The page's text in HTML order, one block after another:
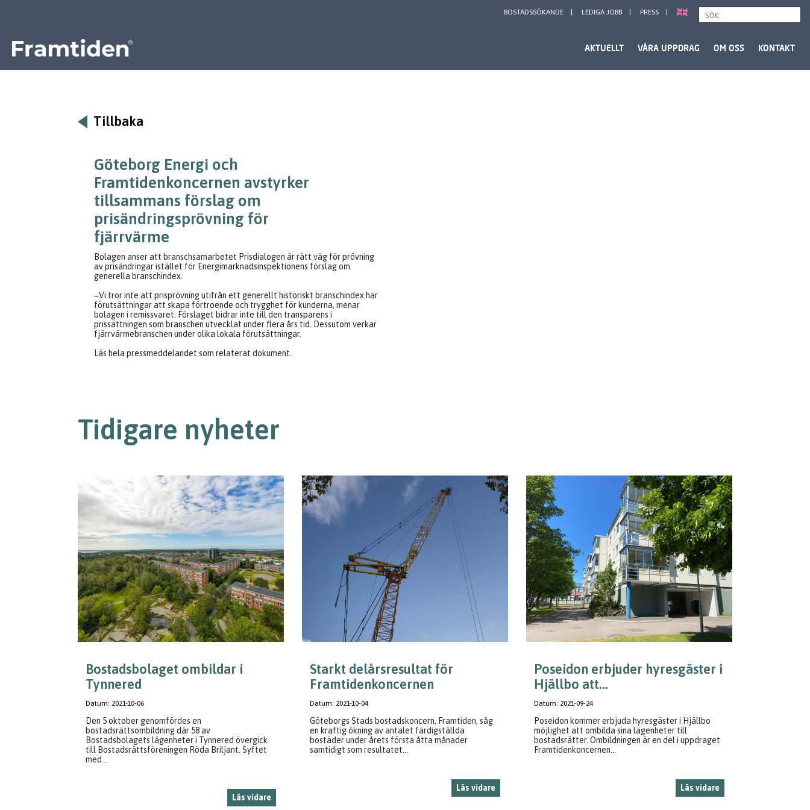
BOSTADSSÖKANDE LEDIGA JOBB PRESS
AKTUELLT VÅRA UPPDRAG OM OSS KONTAKT
Tillbaka
Göteborg Energi och
Framtidenkoncernen avstyrker
tillsammans förslag om
prisändringsprövning för
fjärrvärme
Bolagen anser att branschsamarbetet Prisdialogen är rätt väg för prövning
av prisändringar istället för Energimarknadsinspektionens förslag om
generella branschindex.
−Vi tror inte att prisprövning utifrån ett generellt historiskt branschindex har
förutsättningar att skapa förtroende och trygghet för kunderna, menar
bolagen i remissvaret. Förslaget bidrar inte till den transparens i
prissättningen som branschen utvecklat under flera års tid. Dessutom verkar
fjärrvärmebranschen under olika lokala förutsättningar.
Läs hela pressmeddelandet som relaterat dokument.
Tidigare nyheter
Bostadsbolaget ombildar i
Tynnered
Datum: 2021-10-06
Den 5 oktober genomfördes en
bostadsrättsombildning där 58 av
Bostadsbolagets lägenheter i Tynnered övergick
till Bostadsrättsföreningen Röda Briljant. Syftet
med...
Läs vidare
Starkt delårsresultat för
Framtidenkoncernen
Datum: 2021-10-04
Göteborgs Stads bostadskoncern, Framtiden, såg
en kraftig ökning av antalet färdigställda
bostäder under årets första åtta månader
samtidigt som resultatet...
Läs vidare
Poseidon erbjuder hyresgäster i
Hjällbo att...
Datum: 2021-09-24
Poseidon kommer erbjuda hyresgäster i Hjällbo
möjlighet att ombilda sina lägenheter till
bostadsrätter. Ombildningen är en del i uppdraget
Framtidenkoncernen...
Läs vidare